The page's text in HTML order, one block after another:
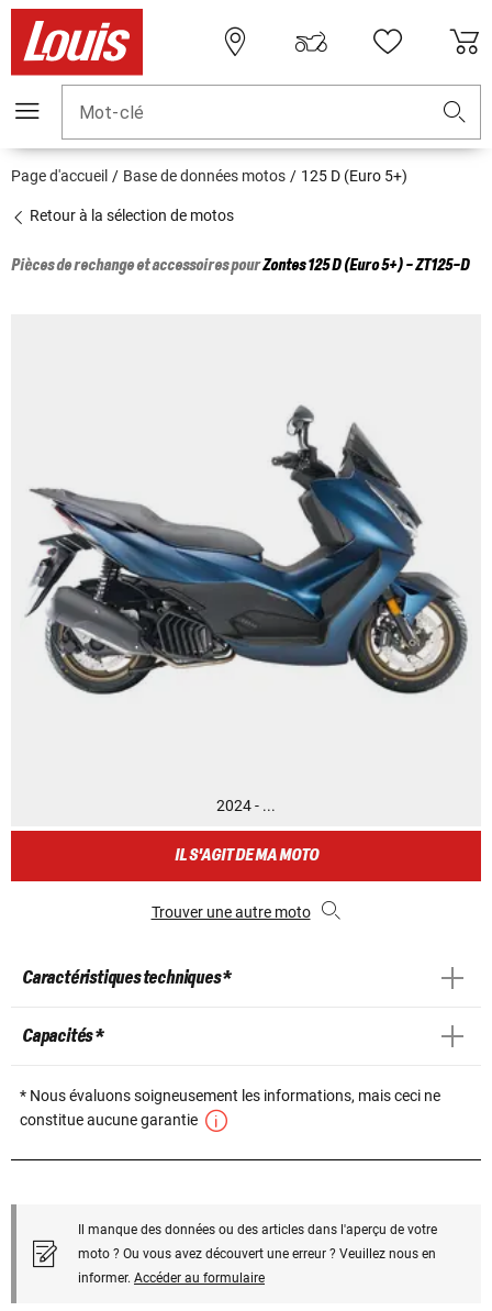
Mot-clé
Page d'accueil Base de données motos 125 D (Euro 5+)
Retour à la sélection de motos
Pièces de rechange et accessoires pourZontes125 D (Euro 5+) - ZT125-D
2024 - ...
IL S'AGIT DE MA MOTO
Trouver une autre moto
Caractéristiques techniques *
Capacités *
* Nous évaluons soigneusement les informations, mais ceci ne
constitue aucune garantie
Il manque des données ou des articles dans l'aperçu de votre
moto ? Ou vous avez découvert une erreur ? Veuillez nous en
informer. Accéder au formulaire